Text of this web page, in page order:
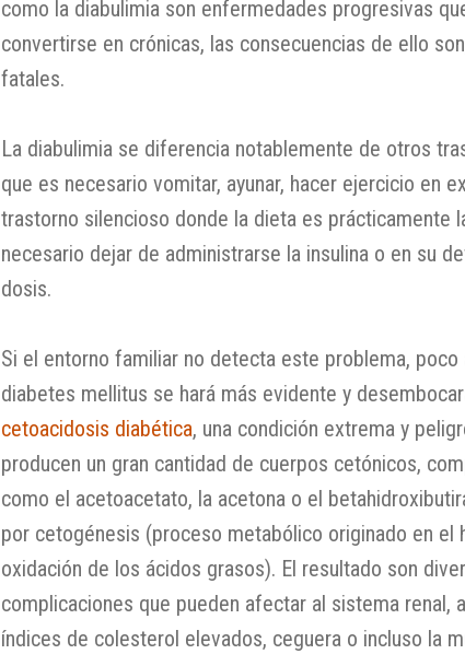
como la diabulimia son enfermedades progresivas
convertirse en crónicas, las consecuencias de ello
fatales.
La diabulimia se diferencia notablemente de otros
que es necesario vomitar, ayunar, hacer ejercicio en
trastorno silencioso donde la dieta es prácticamente
necesario dejar de administrarse la insulina o en su
dosis.
Si el entorno familiar no detecta este problema, poco
diabetes mellitus se hará más evidente y
cetoacidosis diabética, una condición extrema y
producen un gran cantidad de cuerpos cetónicos,
como el acetoacetato, la acetona o el
por cetogénesis (proceso metabólico originado en el
oxidación de los ácidos grasos). El resultado son
complicaciones que pueden afectar al sistema renal,
índices de colesterol elevados, ceguera o incluso la